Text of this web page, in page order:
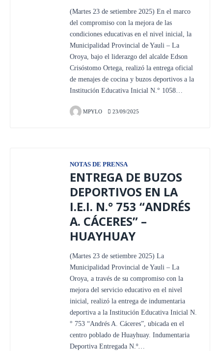
(Martes 23 de setiembre 2025) En el marco
del compromiso con la mejora de las
condiciones educativas en el nivel inicial, la
Municipalidad Provincial de Yauli – La
Oroya, bajo el liderazgo del alcalde Edson
Crisóstomo Ortega, realizó la entrega oficial
de menajes de cocina y buzos deportivos a la
Institución Educativa Inicial N.° 1058…
MPYLO 23/09/2025
NOTAS DE PRENSA
ENTREGA DE BUZOS
DEPORTIVOS EN LA
I.E.I. N.° 753 “ANDRÉS
A. CÁCERES” –
HUAYHUAY
(Martes 23 de setiembre 2025) La
Municipalidad Provincial de Yauli – La
Oroya, a través de su compromiso con la
mejora del servicio educativo en el nivel
inicial, realizó la entrega de indumentaria
deportiva a la Institución Educativa Inicial N.
° 753 “Andrés A. Cáceres”, ubicada en el
centro poblado de Huayhuay. Indumentaria
Deportiva Entregada N.º…